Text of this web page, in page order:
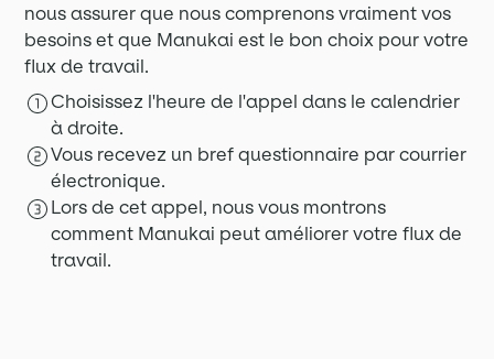
nous assurer que nous comprenons vraiment vos
besoins et que Manukai est le bon choix pour votre
flux de travail.
Choisissez l'heure de l'appel dans le calendrier
à droite.
Vous recevez un bref questionnaire par courrier
électronique.
Lors de cet appel, nous vous montrons
comment Manukai peut améliorer votre flux de
travail.